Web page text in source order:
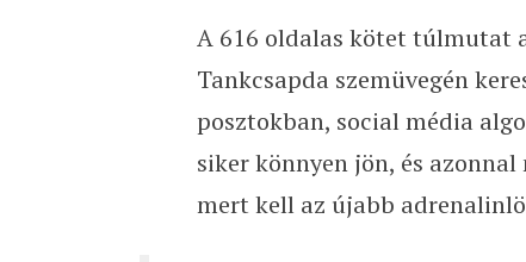
A 616 oldalas kötet túlmutat
Tankcsapda szemüvegén
posztokban, social média
siker könnyen jön, és
mert kell az újabb